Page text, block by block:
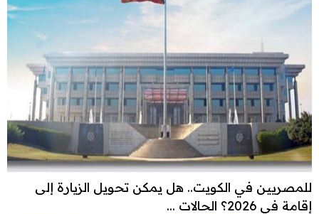
للمصريين في الكويت.. هل يمكن تحويل الزيارة إلى
إقامة في 2026؟ الحالات ...